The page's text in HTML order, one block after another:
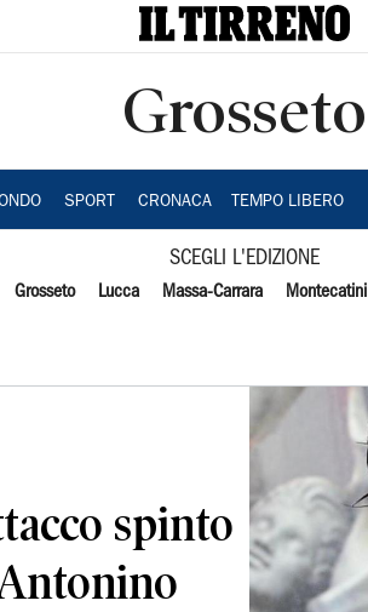
Grosseto
SPORT CRONACA TEMPO LIBERO
SCEGLI L'EDIZIONE
Grosseto Lucca Massa-Carrara Montecatini
spinto